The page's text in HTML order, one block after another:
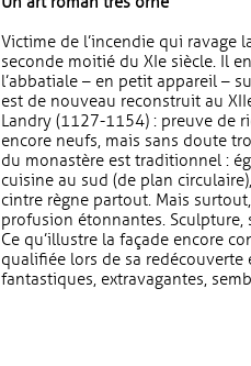
Victime de l’incendie qui ravage
seconde moitié du XIe siècle. Il
l’abbatiale – en petit appareil –
est de nouveau reconstruit au
Landry (1127-1154) : preuve de
encore neufs, mais sans doute
du monastère est traditionnel :
cuisine au sud (de plan
cintre règne partout. Mais
profusion étonnantes.
Ce qu’illustre la façade encore
qualifiée lors de sa redécouverte
fantastiques, extravagantes,